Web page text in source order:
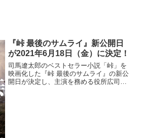
『峠 最後のサムライ』新公開日
が2021年6月18日（金）に決定！
司馬遼太郎のベストセラー小説「峠」を
映画化した『峠 最後のサムライ』の新公
開日が決定し、主演を務める役所広司の